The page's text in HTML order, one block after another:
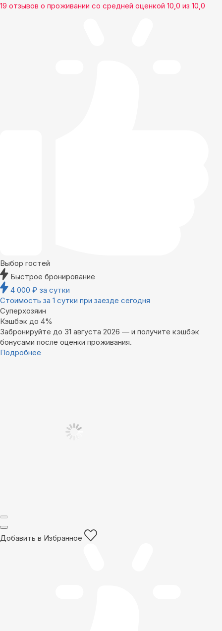
19 отзывов о проживании со средней оценкой 10,0 из 10,0
Выбор гостей
Быстрое бронирование
4 000 ₽ за сутки
Стоимость за 1 сутки при заезде сегодня
Суперхозяин
Кэшбэк до 4%
Забронируйте до 31 августа 2026 — и получите кэшбэк
бонусами после оценки проживания.
Подробнее
Добавить в Избранное